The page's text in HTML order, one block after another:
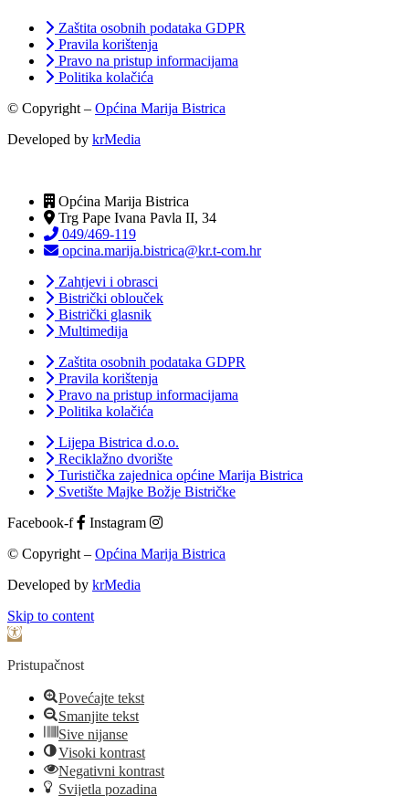
Zaštita osobnih podataka GDPR
Pravila korištenja
Pravo na pristup informacijama
Politika kolačića
© Copyright – Općina Marija Bistrica
Developed by krMedia
Općina Marija Bistrica
Trg Pape Ivana Pavla II, 34
049/469-119
opcina.marija.bistrica@kr.t-com.hr
Zahtjevi i obrasci
Bistrički oblouček
Bistrički glasnik
Multimedija
Zaštita osobnih podataka GDPR
Pravila korištenja
Pravo na pristup informacijama
Politika kolačića
Lijepa Bistrica d.o.o.
Reciklažno dvorište
Turistička zajednica općine Marija Bistrica
Svetište Majke Božje Bistričke
Facebook-f
Instagram
© Copyright – Općina Marija Bistrica
Developed by krMedia
Skip to content
Open toolbar
Pristupačnost
Povećajte tekst
Smanjite tekst
Sive nijanse
Visoki kontrast
Negativni kontrast
Svijetla pozadina